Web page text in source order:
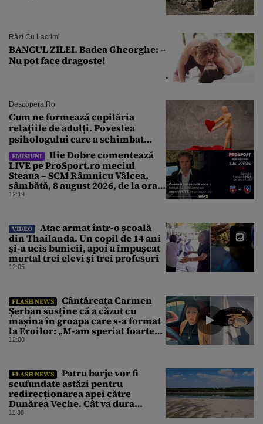
Râzi Cu Lacrimi
BANCUL ZILEI. Badea Gheorghe: –
Nu pot face dragoste!
Descopera.ro
Cum ne formează copilăria
relațiile de adulți. Povestea
psihologului care a schimbat
felul în care înțelegem iubirea
EMISIUNI
Ilie Dobre comentează
LIVE pe ProSport.ro meciul
Steaua – SCM Râmnicu Vâlcea,
sâmbătă, 8 august 2026, de la ora
11:00
12:19
VIDEO
Atac armat într-o școală
din Thailanda. Un copil de 14 ani
și-a ucis bunicii, apoi a împușcat
mortal trei elevi și trei profesori
12:05
FLASH NEWS
Cântăreața Carmen
Șerban susține că a căzut cu
mașina în groapa care s-a format
la Eroilor: „M-am speriat foarte
tare”
12:00
FLASH NEWS
Patru barje vor fi
scufundate astăzi pentru
redirecționarea apei către
Dunărea Veche. Cât va dura
operațiunea
11:38